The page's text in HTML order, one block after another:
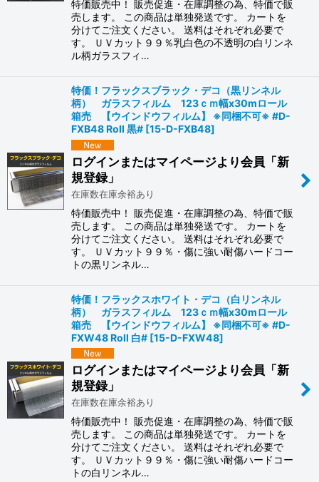
特価販売中！ 販売促進・在庫調整の為、特価で販
売します。 この商品は単独発送です。 カートを
分けてご注文ください。 送料はそれぞれ必要で
す。 ＵＶカット９９％乳白色の不透明の白リンネ
ル柄ガラスフィ…
特価！フラックスブラック・デコ（黒リンネル
柄） ガラスフィルム 123ｃｍ幅x30mロール
箱売 【ウインドウフィルム】 ※同梱不可※ #D-
FXB48 Roll 黒# [15-D-FXB48]
ログインまたはマイページより会員「新
規登録」
在庫数在庫余裕あり
特価販売中！ 販売促進・在庫調整の為、特価で販
売します。 この商品は単独発送です。 カートを
分けてご注文ください。 送料はそれぞれ必要で
す。 ＵＶカット９９％・傷に強い耐傷ハードコー
トの黒リンネル…
特価！フラックスホワイト・デコ（白リンネル
柄） ガラスフィルム 123ｃｍ幅x30mロール
箱売 【ウインドウフィルム】 ※同梱不可※ #D-
FXW48 Roll 白# [15-D-FXW48]
ログインまたはマイページより会員「新
規登録」
在庫数在庫余裕あり
特価販売中！ 販売促進・在庫調整の為、特価で販
売します。 この商品は単独発送です。 カートを
分けてご注文ください。 送料はそれぞれ必要で
す。 ＵＶカット９９％・傷に強い耐傷ハードコー
トの白リンネル…